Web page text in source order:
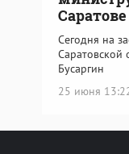
Саратове
Сегодня на
Саратовской
Бусаргин
25 июня